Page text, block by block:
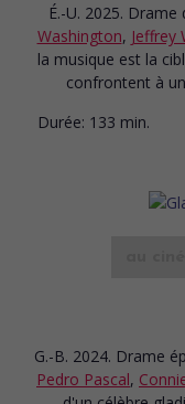
É.-U. 2025.
Washington, Jeffrey
la musique est la
confrontent à
Durée: 133 min.
G.-B. 2024. Drame
Pedro Pascal,